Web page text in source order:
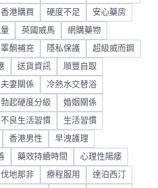
香港購買 硬度不足 安心藥房
英國威馬 網購藥物
睪酮補充 隱私保護 超級威而鋼
送貨資訊 順豐自取
夫妻關係 冷熱水交替浴
勃起硬度分級 婚姻關係
不良生活習慣 生活習慣
香港男性 早洩護理
藥效持續時間 心理性陽痿
伐地那非 療程服用 達泊西汀